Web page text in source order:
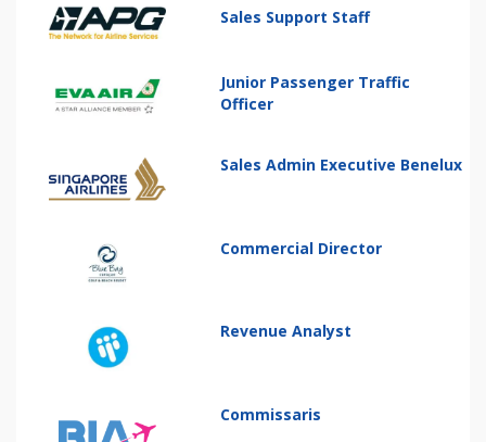
Sales Support Staff
Junior Passenger Traffic
Officer
Sales Admin Executive Benelux
Commercial Director
Revenue Analyst
Commissaris